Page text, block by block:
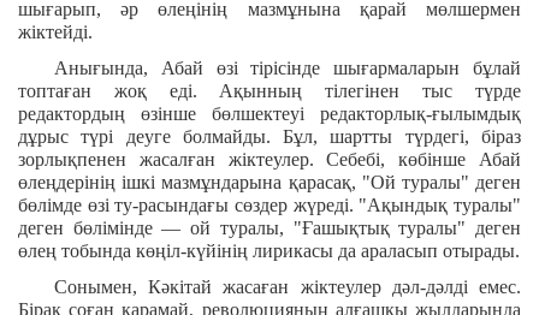
шығарып, әр өлеңінің мазмұнына қарай мөлшермен
жіктейді.
Анығында, Абай өзі тірісінде шығармаларын бұлай
топтаған жоқ еді. Ақынның тілегінен тыс түрде
редактордың өзінше бөлшектеуі редакторлық-ғылымдық
дұрыс түрі деуге болмайды. Бұл, шартты түрдегі, біраз
зорлықпенен жасалған жіктеулер. Себебі, көбінше Абай
өлеңдерінің ішкі мазмұндарына қарасақ, "Ой туралы" деген
бөлімде өзі ту-расындағы сөздер жүреді. "Ақындық туралы"
деген бөлімінде — ой туралы, "Ғашықтық туралы" деген
өлең тобында көңіл-күйінің лирикасы да араласып отырады.
Сонымен, Кәкітай жасаған жіктеулер дәл-дәлді емес.
Бірақ соған қарамай, революцияның алғашқы жылдарында